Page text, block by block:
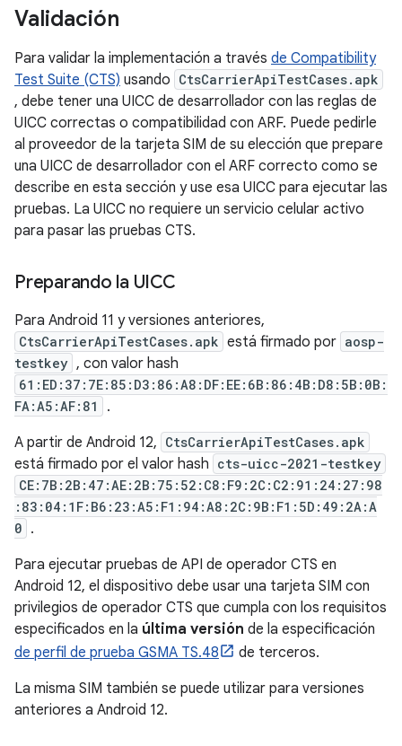
Validación
Para validar la implementación a través de Compatibility
Test Suite (CTS) usando CtsCarrierApiTestCases.apk
, debe tener una UICC de desarrollador con las reglas de
UICC correctas o compatibilidad con ARF. Puede pedirle
al proveedor de la tarjeta SIM de su elección que prepare
una UICC de desarrollador con el ARF correcto como se
describe en esta sección y use esa UICC para ejecutar las
pruebas. La UICC no requiere un servicio celular activo
para pasar las pruebas CTS.
Preparando la UICC
Para Android 11 y versiones anteriores,
CtsCarrierApiTestCases.apk está firmado por aosp-
testkey , con valor hash
61:ED:37:7E:85:D3:86:A8:DF:EE:6B:86:4B:D8:5B:0B:
FA:A5:AF:81
.
A partir de Android 12, CtsCarrierApiTestCases.apk
está firmado por el valor hash cts-uicc-2021-testkey
CE:7B:2B:47:AE:2B:75:52:C8:F9:2C:C2:91:24:27:98
:83:04:1F:B6:23:A5:F1:94:A8:2C:9B:F1:5D:49:2A:A
0 .
Para ejecutar pruebas de API de operador CTS en
Android 12, el dispositivo debe usar una tarjeta SIM con
privilegios de operador CTS que cumpla con los requisitos
especificados en la última versión de la especificación
de perfil de prueba GSMA TS.48
de terceros.
La misma SIM también se puede utilizar para versiones
anteriores a Android 12.